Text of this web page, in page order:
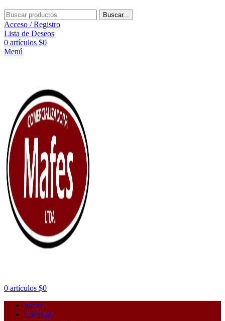
Buscar...
Acceso / Registro
Lista de Deseos
0 artículos $0
Menú
0 artículos $0
Inicio
Catálogo